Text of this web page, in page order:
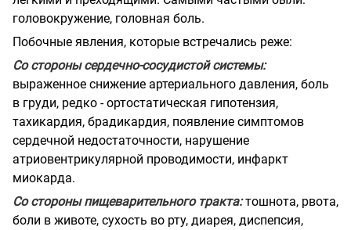
головокружение, головная боль.
Побочные явления, которые встречались реже:
Со стороны сердечно-сосудистой системы:
выраженное снижение артериального давления, боль
в груди, редко - ортостатическая гипотензия,
тахикардия, брадикардия, появление симптомов
сердечной недостаточности, нарушение
атриовентрикулярной проводимости, инфаркт
миокарда.
Со стороны пищеварительного тракта:тошнота, рвота,
боли в животе, сухость во рту, диарея, диспепсия,